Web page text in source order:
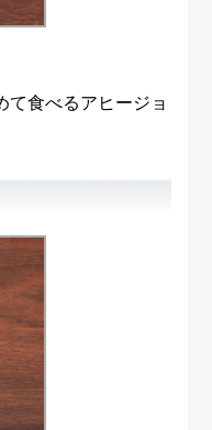
食べるアヒージョ